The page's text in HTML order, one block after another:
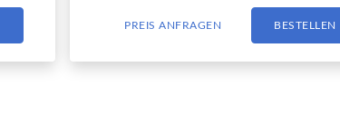
PREIS ANFRAGEN BESTELLEN